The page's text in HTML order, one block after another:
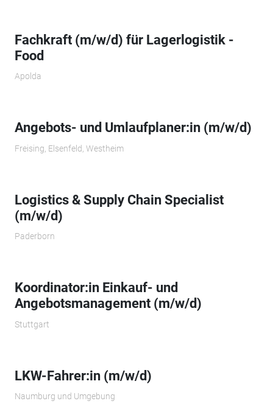
Fachkraft (m/w/d) für Lagerlogistik -
Food
Apolda
Angebots- und Umlaufplaner:in (m/w/d)
Freising, Elsenfeld, Westheim
Logistics & Supply Chain Specialist
(m/w/d)
Paderborn
Koordinator:in Einkauf- und
Angebotsmanagement (m/w/d)
Stuttgart
LKW-Fahrer:in (m/w/d)
Naumburg und Umgebung